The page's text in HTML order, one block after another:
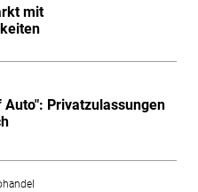
mit
Privatzulassungen